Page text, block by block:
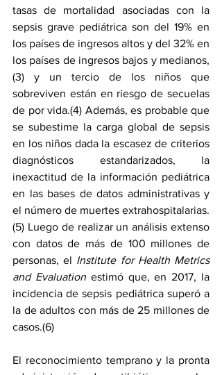
tasas de mortalidad asociadas con la
sepsis grave pediátrica son del 19% en
los países de ingresos altos y del 32% en
los países de ingresos bajos y medianos,
(3) y un tercio de los niños que
sobreviven están en riesgo de secuelas
de por vida.(4) Además, es probable que
se subestime la carga global de sepsis
en los niños dada la escasez de criterios
diagnósticos estandarizados, la
inexactitud de la información pediátrica
en las bases de datos administrativas y
el número de muertes extrahospitalarias.
(5) Luego de realizar un análisis extenso
con datos de más de 100 millones de
personas, el Institute for Health Metrics
and Evaluation estimó que, en 2017, la
incidencia de sepsis pediátrica superó a
la de adultos con más de 25 millones de
casos.(6)
El reconocimiento temprano y la pronta